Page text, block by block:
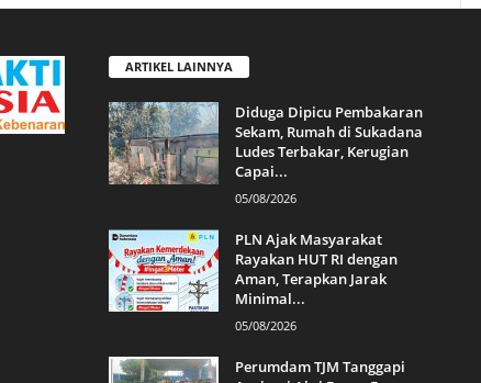
ARTIKEL LAINNYA
Diduga Dipicu Pembakaran
Sekam, Rumah di Sukadana
Ludes Terbakar, Kerugian
Capai...
05/08/2026
PLN Ajak Masyarakat
Rayakan HUT RI dengan
Aman, Terapkan Jarak
Minimal...
05/08/2026
Perumdam TJM Tanggapi